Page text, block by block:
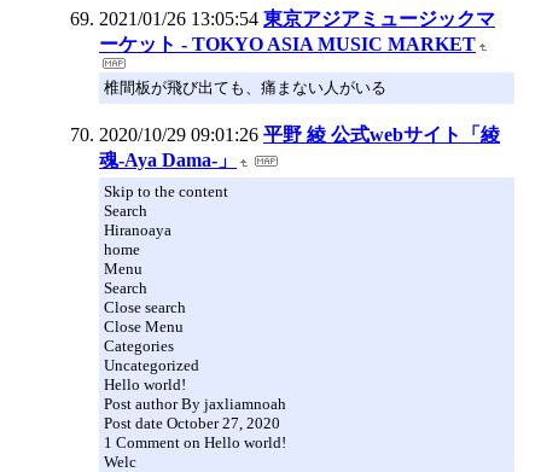
2021/01/26 13:05:54 東京アジアミュージックマ
ーケット - TOKYO ASIA MUSIC MARKET
椎間板が飛び出ても、痛まない人がいる
2020/10/29 09:01:26 平野 綾 公式webサイト「綾
魂-Aya Dama-」
Skip to the content
Search
Hiranoaya
home
Menu
Search
Close search
Close Menu
Categories
Uncategorized
Hello world!
Post author By jaxliamnoah
Post date October 27, 2020
1 Comment on Hello world!
Welc